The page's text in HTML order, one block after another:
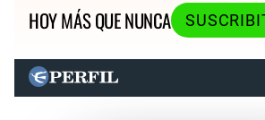
HOY MÁS QUE NUNCA